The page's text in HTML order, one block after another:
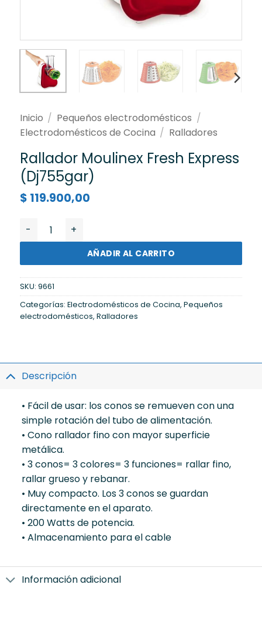
Inicio / Pequeños electrodomésticos /
Electrodomésticos de Cocina / Ralladores
Rallador Moulinex Fresh Express
(Dj755gar)
$ 119.900,00
Rallador Moulinex Fresh Express (Dj755gar) cantidad
AÑADIR AL CARRITO
SKU: 9661
Categorías: Electrodomésticos de Cocina, Pequeños
electrodomésticos, Ralladores
Descripción
• Fácil de usar: los conos se remueven con una
simple rotación del tubo de alimentación.
• Cono rallador fino con mayor superficie
metálica.
• 3 conos= 3 colores= 3 funciones= rallar fino,
rallar grueso y rebanar.
• Muy compacto. Los 3 conos se guardan
directamente en el aparato.
• 200 Watts de potencia.
• Almacenamiento para el cable
Información adicional